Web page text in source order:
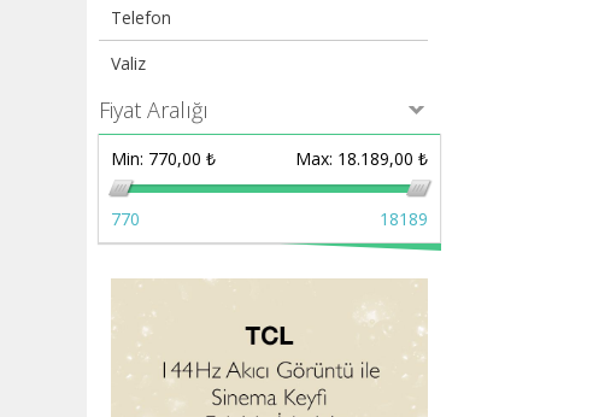
Telefon
Valiz
Fiyat Aralığı
Min: 770,00 ₺ Max: 18.189,00 ₺
770 18189